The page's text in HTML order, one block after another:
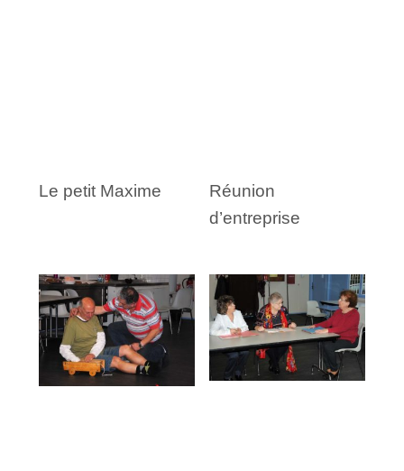
Le petit Maxime
Réunion
d’entreprise